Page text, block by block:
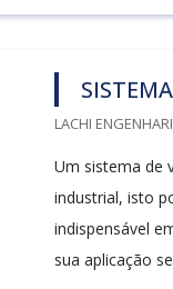
LACHI
Um sistema de
industrial, isto
indispensável
sua aplicação